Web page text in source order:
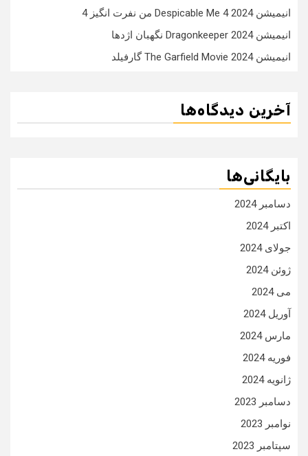
انیمیشن Despicable Me 4 2024 من نفرت انگیز 4
انیمیشن Dragonkeeper 2024 نگهبان اژدها
انیمیشن The Garfield Movie 2024 گارفیلد
آخرین دیدگاه‌ها
بایگانی‌ها
دسامبر 2024
اکتبر 2024
جولای 2024
ژوئن 2024
می 2024
آوریل 2024
مارس 2024
فوریه 2024
ژانویه 2024
دسامبر 2023
نوامبر 2023
سپتامبر 2023